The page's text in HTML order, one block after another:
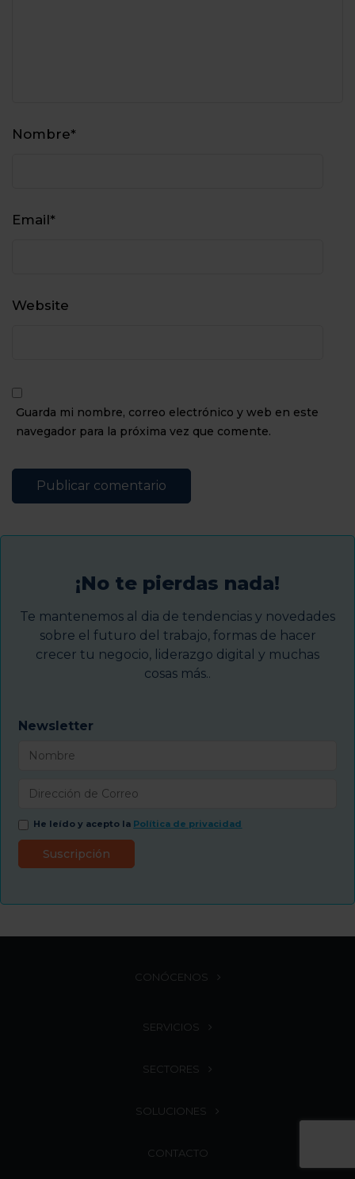
Nombre*
Email*
Website
Guarda mi nombre, correo electrónico y web en este
navegador para la próxima vez que comente.
¡No te pierdas nada!
Te mantenemos al dia de tendencias y novedades
sobre el futuro del trabajo, formas de hacer
crecer tu negocio, liderazgo digital y muchas
cosas más..
Newsletter
He leído y acepto la Política de privacidad
CONÓCENOS
SERVICIOS
SECTORES
SOLUCIONES
CONTACTO